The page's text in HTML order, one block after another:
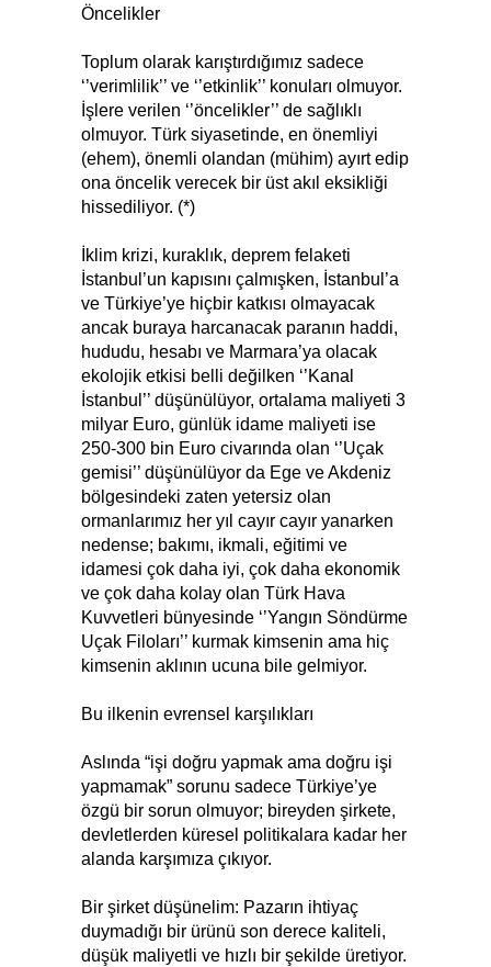
Öncelikler
Toplum olarak karıştırdığımız sadece
‘’verimlilik’’ ve ‘’etkinlik’’ konuları olmuyor.
İşlere verilen ‘’öncelikler’’ de sağlıklı
olmuyor. Türk siyasetinde, en önemliyi
(ehem), önemli olandan (mühim) ayırt edip
ona öncelik verecek bir üst akıl eksikliği
hissediliyor. (*)
İklim krizi, kuraklık, deprem felaketi
İstanbul’un kapısını çalmışken, İstanbul’a
ve Türkiye’ye hiçbir katkısı olmayacak
ancak buraya harcanacak paranın haddi,
hududu, hesabı ve Marmara’ya olacak
ekolojik etkisi belli değilken ‘’Kanal
İstanbul’’ düşünülüyor, ortalama maliyeti 3
milyar Euro, günlük idame maliyeti ise
250-300 bin Euro civarında olan ‘’Uçak
gemisi’’ düşünülüyor da Ege ve Akdeniz
bölgesindeki zaten yetersiz olan
ormanlarımız her yıl cayır cayır yanarken
nedense; bakımı, ikmali, eğitimi ve
idamesi çok daha iyi, çok daha ekonomik
ve çok daha kolay olan Türk Hava
Kuvvetleri bünyesinde ‘’Yangın Söndürme
Uçak Filoları’’ kurmak kimsenin ama hiç
kimsenin aklının ucuna bile gelmiyor.
Bu ilkenin evrensel karşılıkları
Aslında “işi doğru yapmak ama doğru işi
yapmamak” sorunu sadece Türkiye’ye
özgü bir sorun olmuyor; bireyden şirkete,
devletlerden küresel politikalara kadar her
alanda karşımıza çıkıyor.
Bir şirket düşünelim: Pazarın ihtiyaç
duymadığı bir ürünü son derece kaliteli,
düşük maliyetli ve hızlı bir şekilde üretiyor.